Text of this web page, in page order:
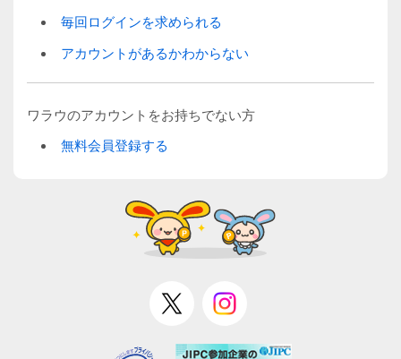
毎回ログインを求められる
アカウントがあるかわからない
ワラウのアカウントをお持ちでない方
無料会員登録する